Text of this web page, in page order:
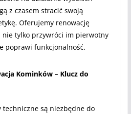
z czasem stracić swoją
Oferujemy renowację
nie tylko przywróci im pierwotny
poprawi funkcjonalność.
Kominków – Klucz do
techniczne są niezbędne do